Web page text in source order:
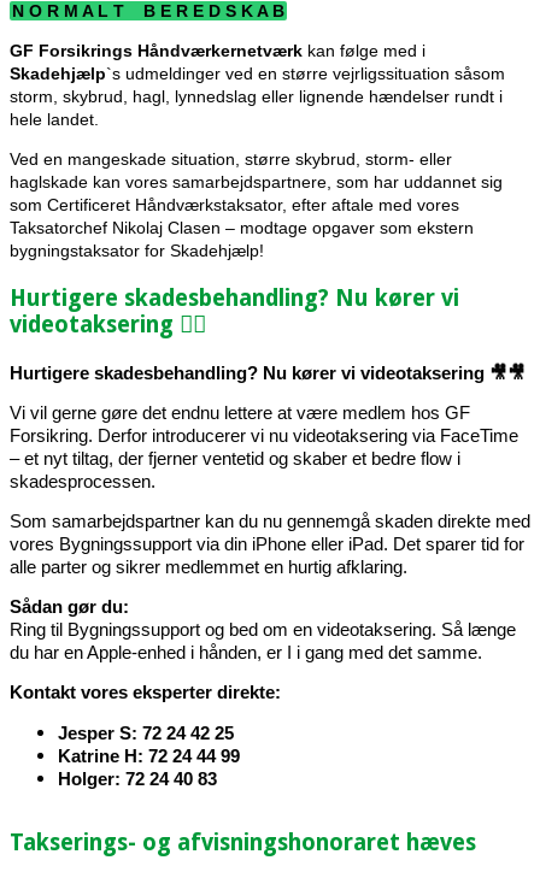
N O R M A L T B E R E D S K A B
GF Forsikrings Håndværkernetværk kan følge med i
Skadehjælp`s udmeldinger ved en større vejrligssituation såsom
storm, skybrud, hagl, lynnedslag eller lignende hændelser rundt i
hele landet.
Ved en mangeskade situation, større skybrud, storm- eller
haglskade kan vores samarbejdspartnere, som har uddannet sig
som Certificeret Håndværkstaksator, efter aftale med vores
Taksatorchef Nikolaj Clasen – modtage opgaver som ekstern
bygningstaksator for Skadehjælp!
Hurtigere skadesbehandling? Nu kører vi
videotaksering 
Hurtigere skadesbehandling? Nu kører vi videotaksering 🎥🎥
Vi vil gerne gøre det endnu lettere at være medlem hos GF
Forsikring. Derfor introducerer vi nu videotaksering via FaceTime
– et nyt tiltag, der fjerner ventetid og skaber et bedre flow i
skadesprocessen.
Som samarbejdspartner kan du nu gennemgå skaden direkte med
vores Bygningssupport via din iPhone eller iPad. Det sparer tid for
alle parter og sikrer medlemmet en hurtig afklaring.
Sådan gør du:
Ring til Bygningssupport og bed om en videotaksering. Så længe
du har en Apple-enhed i hånden, er I i gang med det samme.
Kontakt vores eksperter direkte:
Jesper S: 72 24 42 25
Katrine H: 72 24 44 99
Holger: 72 24 40 83
Takserings- og afvisningshonoraret hæves